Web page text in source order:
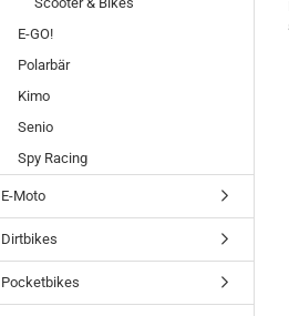
E-GO!
Polarbär
Kimo
Senio
Spy Racing
E-Moto
Dirtbikes
Pocketbikes